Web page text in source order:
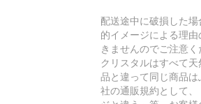
配送途中に破損した
的イメージによる理
きませんのでご注意く
クリスタルはすべて
品と違って同じ商品
社の通販規約として